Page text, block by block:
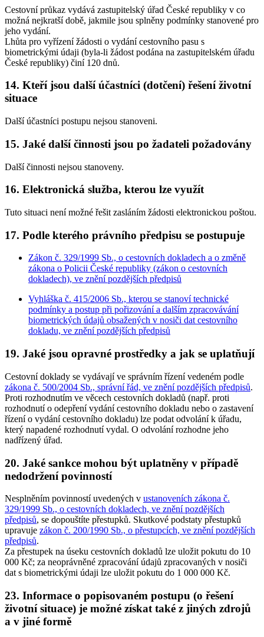
Cestovní průkaz vydává zastupitelský úřad České republiky v co
možná nejkratší době, jakmile jsou splněny podmínky stanovené pro
jeho vydání.
Lhůta pro vyřízení žádosti o vydání cestovního pasu s
biometrickými údaji (byla-li žádost podána na zastupitelském úřadu
České republiky) činí 120 dnů.
14. Kteří jsou další účastníci (dotčení) řešení životní
situace
Další účastníci postupu nejsou stanoveni.
15. Jaké další činnosti jsou po žadateli požadovány
Další činnosti nejsou stanoveny.
16. Elektronická služba, kterou lze využít
Tuto situaci není možné řešit zasláním žádosti elektronickou poštou.
17. Podle kterého právního předpisu se postupuje
Zákon č. 329/1999 Sb., o cestovních dokladech a o změně
zákona o Policii České republiky (zákon o cestovních
dokladech), ve znění pozdějších předpisů
Vyhláška č. 415/2006 Sb., kterou se stanoví technické
podmínky a postup při pořizování a dalším zpracovávání
biometrických údajů obsažených v nosiči dat cestovního
dokladu, ve znění pozdějších předpisů
19. Jaké jsou opravné prostředky a jak se uplatňují
Cestovní doklady se vydávají ve správním řízení vedeném podle
zákona č. 500/2004 Sb., správní řád, ve znění pozdějších předpisů.
Proti rozhodnutím ve věcech cestovních dokladů (např. proti
rozhodnutí o odepření vydání cestovního dokladu nebo o zastavení
řízení o vydání cestovního dokladu) lze podat odvolání k úřadu,
který napadené rozhodnutí vydal. O odvolání rozhodne jeho
nadřízený úřad.
20. Jaké sankce mohou být uplatněny v případě
nedodržení povinností
Nesplněním povinností uvedených v ustanoveních zákona č.
329/1999 Sb., o cestovních dokladech, ve znění pozdějších
předpisů, se dopouštíte přestupků. Skutkové podstaty přestupků
upravuje zákon č. 200/1990 Sb., o přestupcích, ve znění pozdějších
předpisů.
Za přestupek na úseku cestovních dokladů lze uložit pokutu do 10
000 Kč; za neoprávněné zpracování údajů zpracovaných v nosiči
dat s biometrickými údaji lze uložit pokutu do 1 000 000 Kč.
23. Informace o popisovaném postupu (o řešení
životní situace) je možné získat také z jiných zdrojů
a v jiné formě